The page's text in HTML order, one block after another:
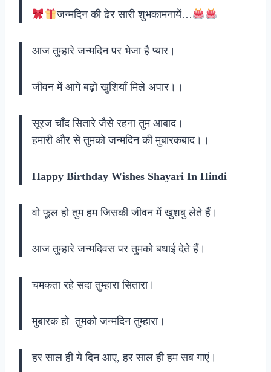
जन्मदिन की ढेर सारी शुभकामनायें…
आज तुम्हारे जन्मदिन पर भेजा है प्यार।
जीवन में आगे बढ़ो खुशियाँ मिले अपार।।
सूरज चाँद सितारे जैसे रहना तुम आबाद।
हमारी और से तुमको जन्मदिन की मुबारकबाद।।
Happy Birthday Wishes Shayari In Hindi
वो फूल हो तुम हम जिसकी जीवन में खुशबु लेते हैं।
आज तुम्हारे जन्मदिवस पर तुमको बधाई देते हैं।
चमकता रहे सदा तुम्हारा सितारा।
मुबारक हो तुमको जन्मदिन तुम्हारा।
हर साल ही ये दिन आए, हर साल ही हम सब गाएं।